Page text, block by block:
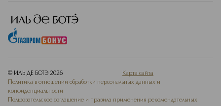
© ИЛЬ ДЕ БОТЭ 2026
Карта сайта
Политика в отношении обработки персональных данных и
конфиденциальности
Пользовательское соглашение и правила применения рекомендательных